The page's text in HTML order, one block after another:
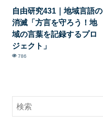
自由研究431｜地域言語の
消滅「方言を守ろう！地
域の言葉を記録するプロ
ジェクト」
786